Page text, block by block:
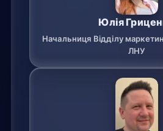
Юлія
Начальниця Відділу
ЛНУ